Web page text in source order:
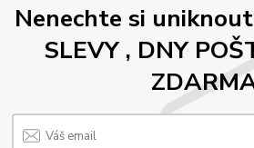
Nenechte si
SLEVY , DNY